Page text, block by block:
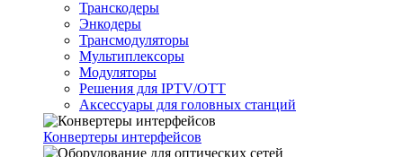
Транскодеры
Энкодеры
Трансмодуляторы
Мультиплексоры
Модуляторы
Решения для IPTV/OTT
Аксессуары для головных станций
Конвертеры интерфейсов